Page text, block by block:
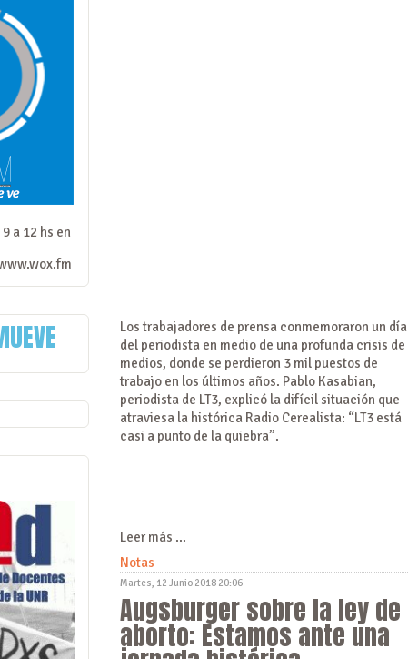
Los trabajadores de prensa conmemoraron un día
del periodista en medio de una profunda crisis de
medios, donde se perdieron 3 mil puestos de
trabajo en los últimos años. Pablo Kasabian,
periodista de LT3, explicó la difícil situación que
atraviesa la histórica Radio Cerealista: “LT3 está
casi a punto de la quiebra”.
Leer más ...
Notas
Martes, 12 Junio 2018 20:06
Augsburger sobre la ley de
aborto: Estamos ante una
a 12 hs en